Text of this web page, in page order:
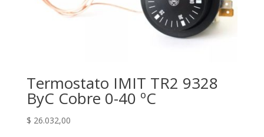
Termostato IMIT TR2 9328
ByC Cobre 0-40 ºC
$ 26.032,00